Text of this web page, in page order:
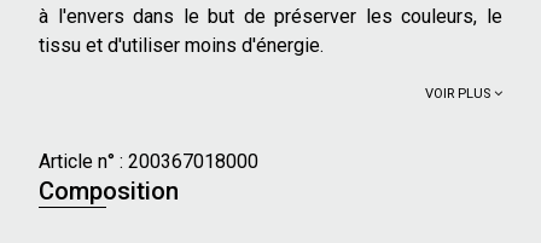
à l'envers dans le but de préserver les couleurs, le
tissu et d'utiliser moins d'énergie.
VOIR PLUS
Article n° : 200367018000
Composition